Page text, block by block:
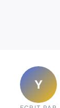
Y